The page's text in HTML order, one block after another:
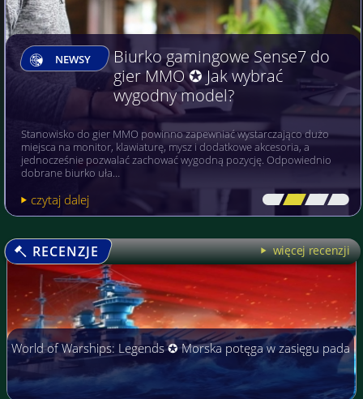
NEWSY
Biurko gamingowe Sense7 do
gier MMO ✪ Jak wybrać
wygodny model?
Stanowisko do gier MMO powinno zapewniać wystarczająco dużo
miejsca na monitor, klawiaturę, mysz i dodatkowe akcesoria, a
jednocześnie pozwalać zachować wygodną pozycję. Odpowiednio
dobrane biurko uła…
czytaj dalej [\ \\ \\ \]
RECENZJE więcej recenzji
World of Warships: Legends ✪ Morska potęga w zasięgu pada